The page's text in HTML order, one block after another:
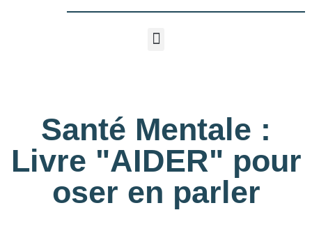
Santé Mentale :
Livre "AIDER" pour
oser en parler